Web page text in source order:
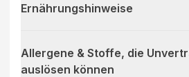
Ernährungshinweise
Allergene & Stoffe, die
auslösen können